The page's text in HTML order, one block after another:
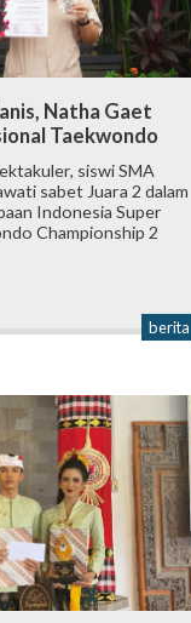
Natha Gaet
Taekwondo
siswi SMA
sabet Juara 2 dalam
Indonesia Super
Championship 2
berita